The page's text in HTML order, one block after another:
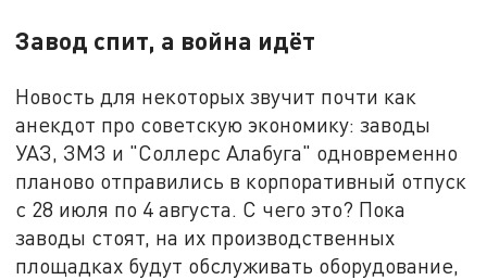
Завод спит, а война идёт
Новость для некоторых звучит почти как
анекдот про советскую экономику: заводы
УАЗ, ЗМЗ и "Соллерс Алабуга" одновременно
планово отправились в корпоративный отпуск
с 28 июля по 4 августа. С чего это? Пока
заводы стоят, на их производственных
площадках будут обслуживать оборудование,